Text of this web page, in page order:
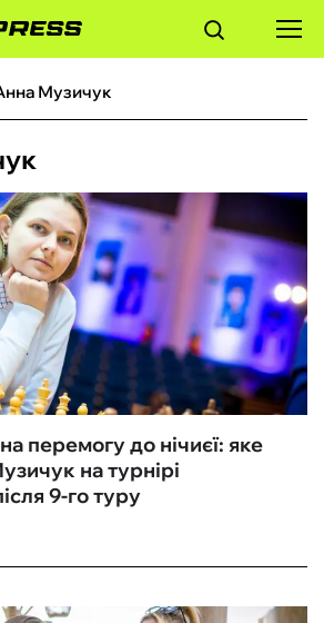
Музичук
перемогу до нічиєї: яке
на турнірі
9-го туру